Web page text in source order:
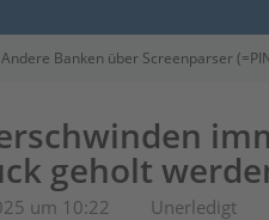
Andere Banken über Screenparser
geholt
um 10:22 Unerledigt